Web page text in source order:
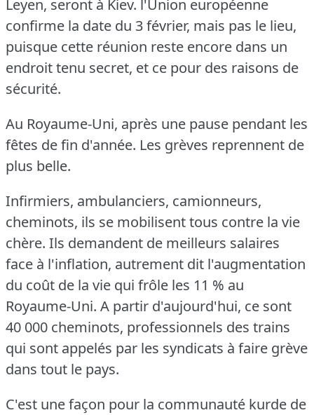
Leyen, seront à Kiev. l'Union européenne
confirme la date du 3 février, mais pas le lieu,
puisque cette réunion reste encore dans un
endroit tenu secret, et ce pour des raisons de
sécurité.
Au Royaume-Uni, après une pause pendant les
fêtes de fin d'année. Les grèves reprennent de
plus belle.
Infirmiers, ambulanciers, camionneurs,
cheminots, ils se mobilisent tous contre la vie
chère. Ils demandent de meilleurs salaires
face à l'inflation, autrement dit l'augmentation
du coût de la vie qui frôle les 11 % au
Royaume-Uni. A partir d'aujourd'hui, ce sont
40 000 cheminots, professionnels des trains
qui sont appelés par les syndicats à faire grève
dans tout le pays.
C'est une façon pour la communauté kurde de